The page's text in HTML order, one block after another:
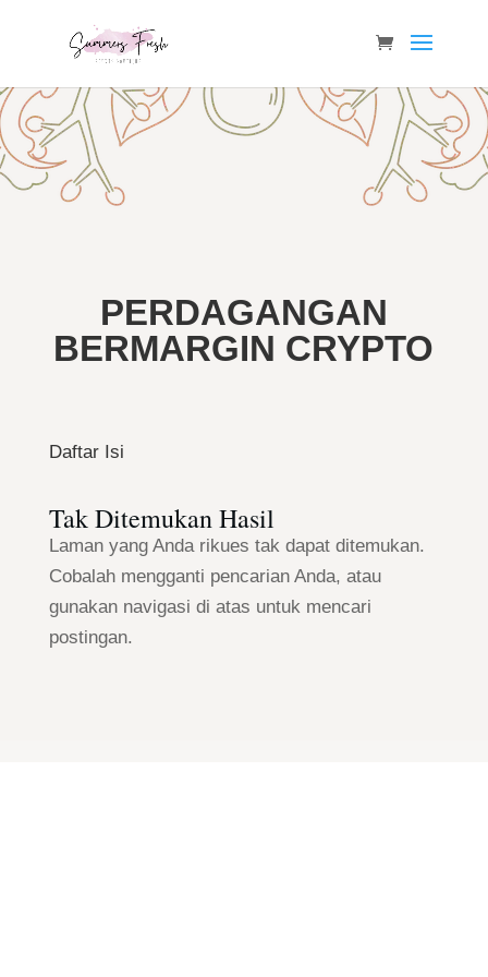
PERDAGANGAN
BERMARGIN CRYPTO
Daftar Isi
Tak Ditemukan Hasil
Laman yang Anda rikues tak dapat ditemukan.
Cobalah mengganti pencarian Anda, atau
gunakan navigasi di atas untuk mencari
postingan.